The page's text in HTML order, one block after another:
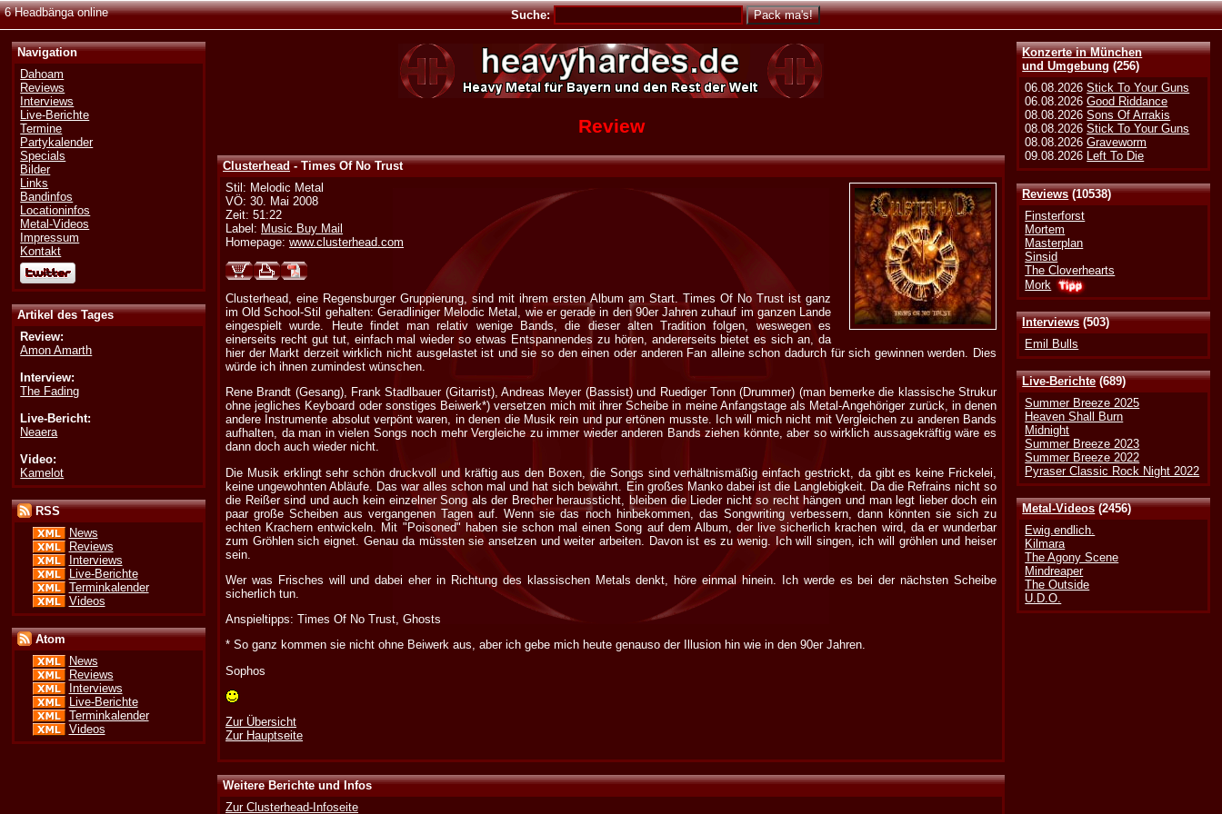
6 Headbänga online Suche:
Konzerte in München
und Umgebung (256)
06.08.2026Stick To Your Guns
06.08.2026Good Riddance
08.08.2026Sons Of Arrakis
08.08.2026Stick To Your Guns
08.08.2026Graveworm
09.08.2026 Left To Die
Reviews(10538)
Finsterforst
Mortem
Masterplan
Sinsid
The Cloverhearts
Mork
Interviews(503)
Emil Bulls
Live-Berichte(689)
Summer Breeze 2025
Heaven Shall Burn
Midnight
Summer Breeze 2023
Summer Breeze 2022
Pyraser Classic Rock Night 2022
Metal-Videos(2456)
Ewig.endlich.
Kilmara
The Agony Scene
Mindreaper
The Outside
U.D.O.
Navigation
Dahoam
Reviews
Interviews
Live-Berichte
Termine
Partykalender
Specials
Bilder
Links
Bandinfos
Locationinfos
Metal-Videos
Impressum
Kontakt
Artikel des Tages
Review:
Amon Amarth
Interview:
The Fading
Live-Bericht:
Neaera
Video:
Kamelot
RSS
News
Reviews
Interviews
Live-Berichte
Terminkalender
Videos
Atom
News
Reviews
Interviews
Live-Berichte
Terminkalender
Videos
Review
Clusterhead- Times Of No Trust
Stil: Melodic Metal
VÖ: 30. Mai 2008
Zeit: 51:22
Label: Music Buy Mail
Homepage:www.clusterhead.com
Clusterhead, eine Regensburger Gruppierung, sind mit ihrem ersten Album am Start. Times Of No Trust ist ganz
im Old School-Stil gehalten: Geradliniger Melodic Metal, wie er gerade in den 90er Jahren zuhauf im ganzen Lande
eingespielt wurde. Heute findet man relativ wenige Bands, die dieser alten Tradition folgen, weswegen es
einerseits recht gut tut, einfach mal wieder so etwas Entspannendes zu hören, andererseits bietet es sich an, da
hier der Markt derzeit wirklich nicht ausgelastet ist und sie so den einen oder anderen Fan alleine schon dadurch für sich gewinnen werden. Dies
würde ich ihnen zumindest wünschen.
Rene Brandt (Gesang), Frank Stadlbauer (Gitarrist), Andreas Meyer (Bassist) und Ruediger Tonn (Drummer) (man bemerke die klassische Strukur
ohne jegliches Keyboard oder sonstiges Beiwerk*) versetzen mich mit ihrer Scheibe in meine Anfangstage als Metal-Angehöriger zurück, in denen
andere Instrumente absolut verpönt waren, in denen die Musik rein und pur ertönen musste. Ich will mich nicht mit Vergleichen zu anderen Bands
aufhalten, da man in vielen Songs noch mehr Vergleiche zu immer wieder anderen Bands ziehen könnte, aber so wirklich aussagekräftig wäre es
dann doch auch wieder nicht.
Die Musik erklingt sehr schön druckvoll und kräftig aus den Boxen, die Songs sind verhältnismäßig einfach gestrickt, da gibt es keine Frickelei,
keine ungewohnten Abläufe. Das war alles schon mal und hat sich bewährt. Ein großes Manko dabei ist die Langlebigkeit. Da die Refrains nicht so
die Reißer sind und auch kein einzelner Song als der Brecher heraussticht, bleiben die Lieder nicht so recht hängen und man legt lieber doch ein
paar große Scheiben aus vergangenen Tagen auf. Wenn sie das noch hinbekommen, das Songwriting verbessern, dann könnten sie sich zu
echten Krachern entwickeln. Mit "Poisoned" haben sie schon mal einen Song auf dem Album, der live sicherlich krachen wird, da er wunderbar
zum Gröhlen sich eignet. Genau da müssten sie ansetzen und weiter arbeiten. Davon ist es zu wenig. Ich will singen, ich will gröhlen und heiser
sein.
Wer was Frisches will und dabei eher in Richtung des klassischen Metals denkt, höre einmal hinein. Ich werde es bei der nächsten Scheibe
sicherlich tun.
Anspieltipps: Times Of No Trust, Ghosts
* So ganz kommen sie nicht ohne Beiwerk aus, aber ich gebe mich heute genauso der Illusion hin wie in den 90er Jahren.
Sophos
Zur Übersicht
Zur Hauptseite
Weitere Berichte und Infos
Zur Clusterhead-Infoseite